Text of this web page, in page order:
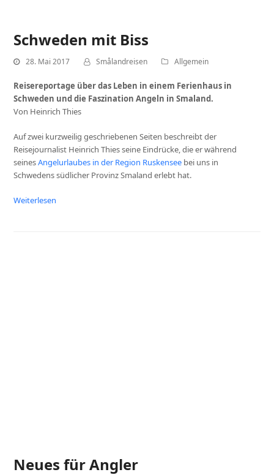
Schweden mit Biss
28. Mai 2017 Smålandreisen Allgemein
Reisereportage über das Leben in einem Ferienhaus in
Schweden und die Faszination Angeln in Smaland.
Von Heinrich Thies
Auf zwei kurzweilig geschriebenen Seiten beschreibt der
Reisejournalist Heinrich Thies seine Eindrücke, die er während
seinesAngelurlaubes in der Region Ruskensee bei uns in
Schwedens südlicher Provinz Smaland erlebt hat.
Weiterlesen
Neues für Angler